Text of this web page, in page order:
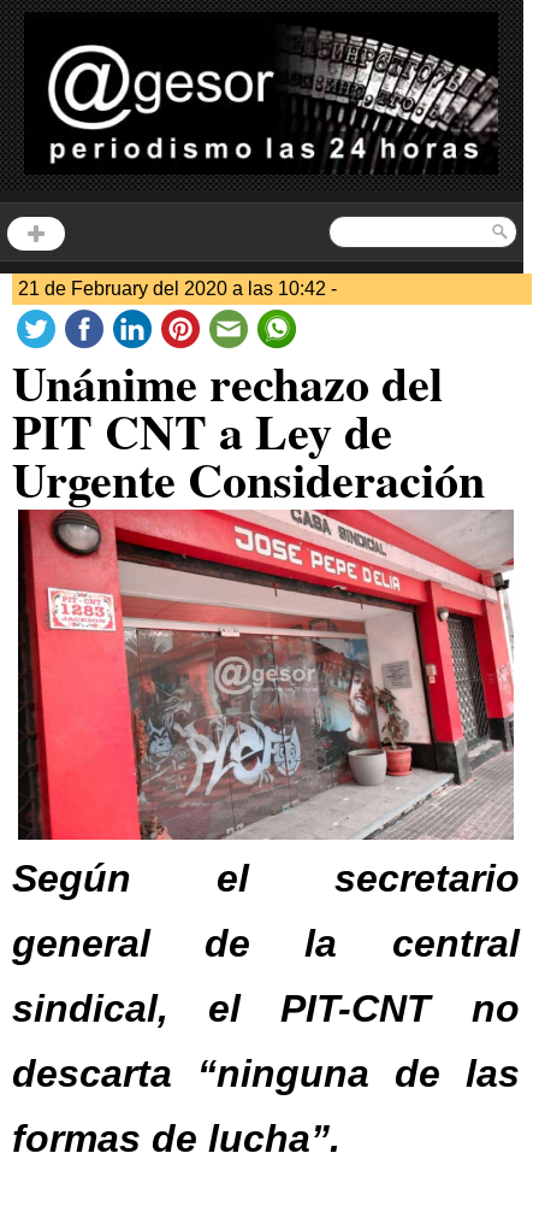
21 de February del 2020 a las 10:42 -
Unánime rechazo del
PIT CNT a Ley de
Urgente Consideración
Según el secretario
general de la central
sindical, el PIT-CNT no
descarta “ninguna de las
formas de lucha”.